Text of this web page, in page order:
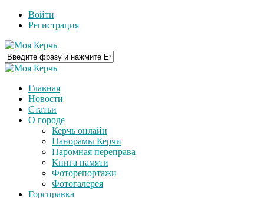
Войти
Регистрация
Главная
Новости
Статьи
О городе
Керчь онлайн
Панорамы Керчи
Паромная переправа
Книга памяти
Фоторепортажи
Фотогалерея
Горсправка